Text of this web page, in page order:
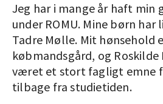
Jeg har i mange år haft min
under ROMU. Mine børn
Tadre Mølle. Mit hønsehold
købmandsgård, og
været et stort fagligt emne
tilbage fra studietiden.